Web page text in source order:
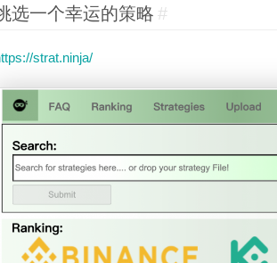
选一个幸运的策略 #
strat.ninja/